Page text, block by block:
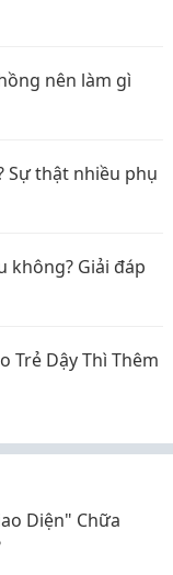
nên làm gì
Sự thật nhiều phụ
không? Giải đáp
Trẻ Dậy Thì Thêm
Diện" Chữa